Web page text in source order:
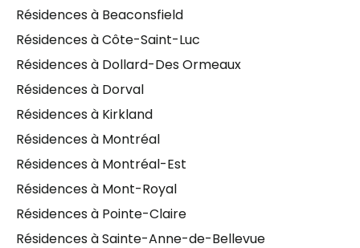
Résidences à Beaconsfield
Résidences à Côte-Saint-Luc
Résidences à Dollard-Des Ormeaux
Résidences à Dorval
Résidences à Kirkland
Résidences à Montréal
Résidences à Montréal-Est
Résidences à Mont-Royal
Résidences à Pointe-Claire
Résidences à Sainte-Anne-de-Bellevue